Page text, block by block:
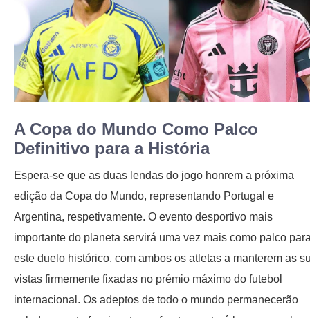
A Copa do Mundo Como Palco
Definitivo para a História
Espera-se que as duas lendas do jogo honrem a próxima
edição da Copa do Mundo, representando Portugal e
Argentina, respetivamente. O evento desportivo mais
importante do planeta servirá uma vez mais como palco
este duelo histórico, com ambos os atletas a manterem as
vistas firmemente fixadas no prémio máximo do futebol
internacional. Os adeptos de todo o mundo permanecerão